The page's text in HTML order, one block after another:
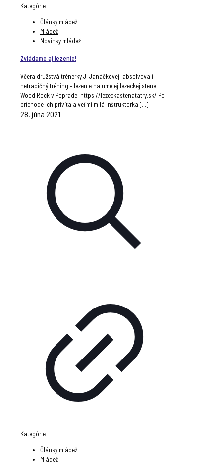
Kategórie
Články mládež
Mládež
Novinky mládež
Zvládame aj lezenie!
Včera družstvá trénerky J. Janáčkovej absolvovali
netradičný tréning – lezenie na umelej lezeckej stene
Wood Rock v Poprade. https://lezeckastenatatry.sk/ Po
príchode ich privítala veľmi milá inštruktorka […]
28. júna 2021
Kategórie
Články mládež
Mládež